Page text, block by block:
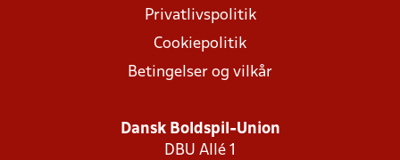
Privatlivspolitik
Cookiepolitik
Betingelser og vilkår
Dansk Boldspil-Union
DBU Allé 1